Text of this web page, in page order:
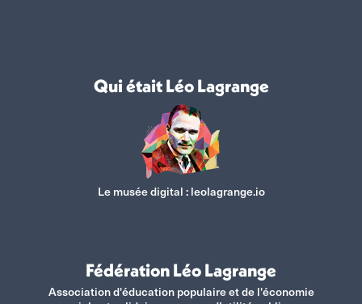
Qui était Léo Lagrange
Le musée digital :leolagrange.io
Fédération Léo Lagrange
Association d'éducation populaire et de l'économie